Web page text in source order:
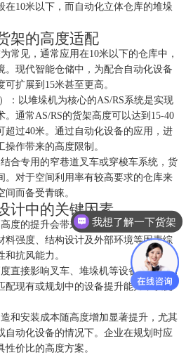
在10米以下，而自动化立体仓库的堆垛
架的高度适配
常见，通常应用在10米以下的仓库中，
。现代智能仓储中，为配合自动化设备
扩展到15米甚至更高。
：以堆垛机为核心的AS/RS系统是实现
通常AS/RS的货架高度可以达到15-40
超过40米。通过自动化设备的应用，进
作带来的高度限制。
合专用的窄巷道叉车或穿梭车系统，货
。对于空间利用率有较高要求的仓库来
而备受青睐。
计中的关键因素
度的提升会带来结构稳定性的挑战。设
料强度、结构设计及外部环境等因素综
抗风能力。
直接影响叉车、堆垛机等设备的选择和
配现有或规划中的设备提升能力，以优
和安装成本随高度增加显著提升，尤其
自动化设备的情况下。企业在规划时应
价比的高度方案。
我想了解一下货架